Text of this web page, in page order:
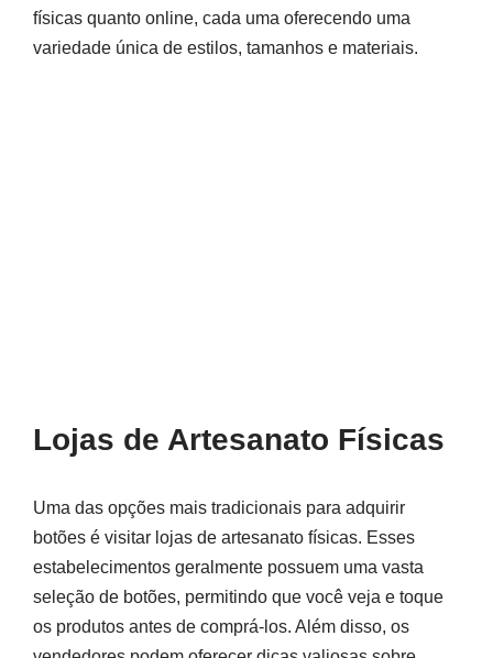
físicas quanto online, cada uma oferecendo uma
variedade única de estilos, tamanhos e materiais.
Lojas de Artesanato Físicas
Uma das opções mais tradicionais para adquirir
botões é visitar lojas de artesanato físicas. Esses
estabelecimentos geralmente possuem uma vasta
seleção de botões, permitindo que você veja e toque
os produtos antes de comprá-los. Além disso, os